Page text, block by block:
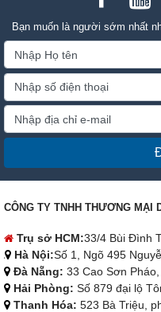
Bạn muốn là người sớm nhất
CÔNG TY TNHH THƯƠNG MẠI
Trụ sở HCM:33/4 Bùi Đình
Hà Nội:Số 1, Ngõ 495
Đà Nẵng: 33 Cao Sơn
Hải Phòng: Số 879 đại lộ
Thanh Hóa: 523 Bà Triệu,